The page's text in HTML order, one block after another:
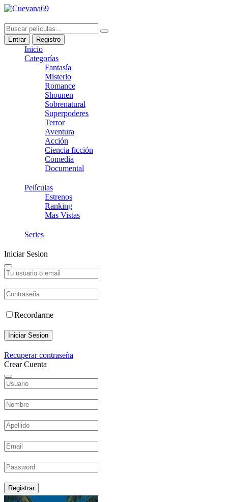
Entrar Registro
Inicio
Categorías
Fantasía
Misterio
Romance
Shounen
Sobrenatural
Superpoderes
Terror
Aventura
Acción
Ciencia ficción
Comedia
Documental
Películas
Estrenos
Ranking
Mas Vistas
Series
Iniciar Sesion
Recordarme
Iniciar Sesion
Recuperar contraseña
Crear Cuenta
Registrar